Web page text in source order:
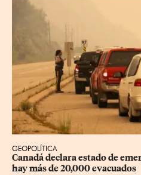
GEOPOLÍTICA
Canadá declara estado de
hay más de 20,000 evacuados